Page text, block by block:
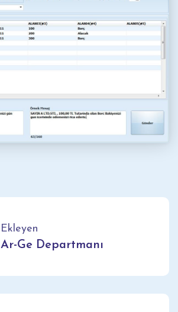
Ekleyen
Ar-Ge Departmanı